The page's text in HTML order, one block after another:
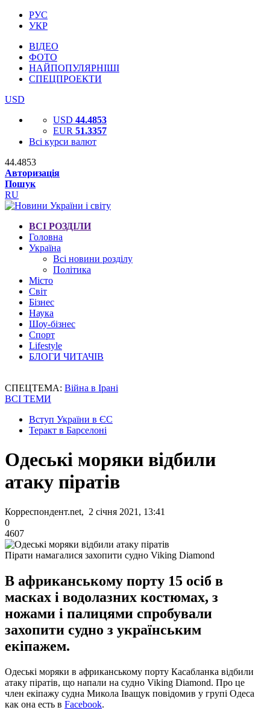
РУС
УКР
ВІДЕО
ФОТО
НАЙПОПУЛЯРНІШІ
СПЕЦПРОЕКТИ
USD
USD 44.4853
EUR 51.3357
Всі курси валют
44.4853
Авторизація
Пошук
RU
ВСІ РОЗДІЛИ
Головна
Україна
Всі новини розділу
Політика
Місто
Світ
Бізнес
Наука
Шоу-бізнес
Спорт
Lifestyle
БЛОГИ ЧИТАЧІВ
СПЕЦТЕМА: Війна в Ірані
ВСІ ТЕМИ
Вступ України в ЄС
Теракт в Барселоні
Одеські моряки відбили
атаку піратів
Корреспондент.net, 2 січня 2021, 13:41
0
4607
Пірати намагалися захопити судно Viking Diamond
В африканському порту 15 осіб в
масках і водолазних костюмах, з
ножами і палицями спробували
захопити судно з українським
екіпажем.
Одеські моряки в африканському порту Касабланка відбили
атаку піратів, що напали на судно Viking Diamond. Про це
член екіпажу судна Микола Іващук повідомив у групі Одеса
как она есть в Facebook.